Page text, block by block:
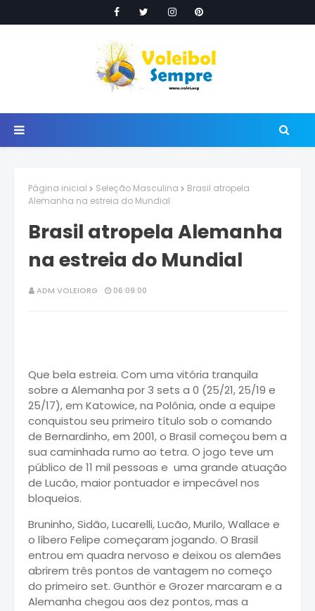
Página inicial Seleção Masculina
Brasil atropela
Alemanha na estreia do Mundial
Brasil atropela Alemanha
na estreia do Mundial
ADM VOLEIORG 06:09:00
Que bela estreia. Com uma vitória tranquila
sobre a Alemanha por 3 sets a 0 (25/21, 25/19 e
25/17), em Katowice, na Polônia, onde a equipe
conquistou seu primeiro título sob o comando
de Bernardinho, em 2001, o Brasil começou bem a
sua caminhada rumo ao tetra. O jogo teve um
público de 11 mil pessoas e uma grande atuação
de Lucão, maior pontuador e impecável nos
bloqueios.
Bruninho, Sidão, Lucarelli, Lucão, Murilo, Wallace e
o líbero Felipe começaram jogando. O Brasil
entrou em quadra nervoso e deixou os alemães
abrirem três pontos de vantagem no começo
do primeiro set. Gunthör e Grozer marcaram e a
Alemanha chegou aos dez pontos, mas a